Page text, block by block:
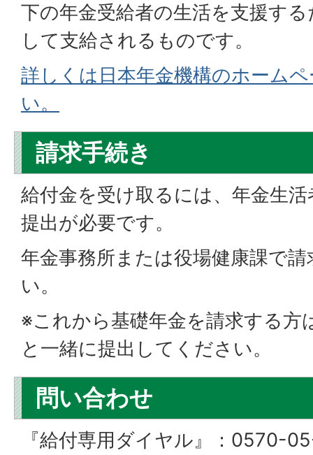
下の年金受給者の生活を支援す
して支給されるものです。
詳しくは日本年金機構のホーム
い。
請求手続き
給付金を受け取るには、年金生
提出が必要です。
年金事務所または役場健康課で
い。
※これから基礎年金を請求する方
と一緒に提出してください。
問い合わせ
『給付専用ダイヤル』：0570-